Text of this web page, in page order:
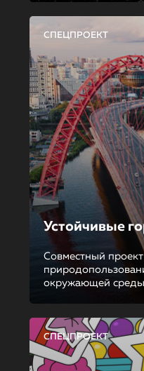
СПЕЦПРОЕКТ
Устойчивые
Совместный
окружающей
СПЕЦПРОЕКТ